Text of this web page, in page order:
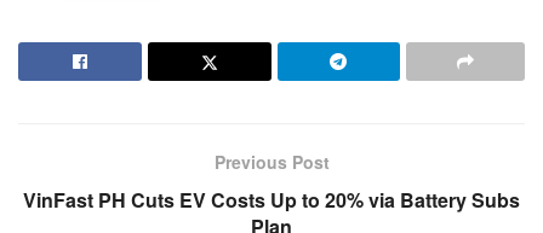
Previous Post
VinFast PH Cuts EV Costs Up to 20% via Battery Subs
Plan